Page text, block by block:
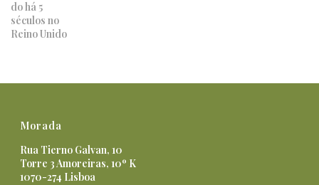
Morada
Rua Tierno Galvan, 10
Torre 3 Amoreiras, 10º K
1070-274 Lisboa